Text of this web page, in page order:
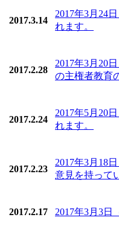
2017.3.14
2017年3月24
れます。
2017.2.28
2017年3月20
の主権者教育
2017.2.24
2017年5月20
れます。
2017.2.23
2017年3月18
意見を持って
2017.2.17 2017年3月3